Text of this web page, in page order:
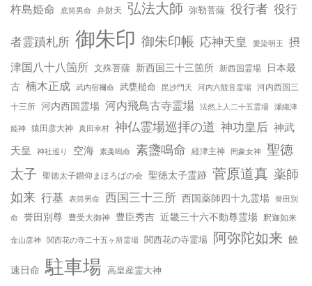
杵島姫命
底筒男命 弁財天 弘法大師 弥勒菩薩 役行者 役行
者霊蹟札所 御朱印 御朱印帳 応神天皇 愛染明王
摂
津国八十八箇所 文殊菩薩 新西国三十三箇所 新西国霊場
日本最
古 楠木正成 武内宿禰命 武甕槌命 毘沙門天 河内六観音霊場
河内西国三
十三所 河内西国霊場 河内飛鳥古寺霊場 法然上人二十五霊場 瀬織津
姫神 猿田彦大神 真田幸村 神仏霊場巡拝の道 神功皇后 神武
天皇
神社巡り 空海 素戔嗚命 素盞鳴命 経津主神 罔象女神
聖徳
太子
聖徳太子鑚仰まほろばの会 聖徳太子霊跡 菅原道真 薬師
如来 行基 表筒男命 西国三十三所 西国薬師四十九霊場 誉田別
命
誉田別尊 豊受大御神 豊臣秀吉 近畿三十六不動尊霊場 釈迦如来
金山彦神 関西花の寺二十五ヶ所霊場 関西花の寺霊場 阿弥陀如来 饒
速日命 駐車場 高皇産霊大神